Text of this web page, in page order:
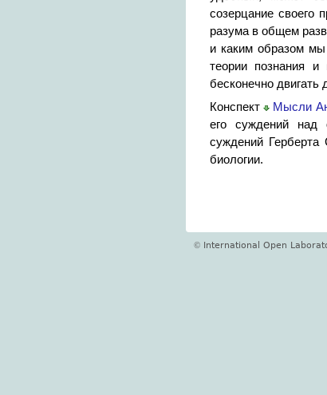
созерцание своего
разума в общем
и каким образом
теории познания
бесконечно двигать
Конспект
Мысли
его суждений над
суждений
биологии.
© International Open